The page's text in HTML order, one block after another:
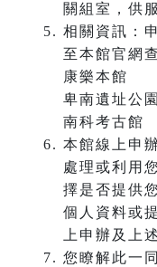
關組室，供
相關資訊：
至本館官網
康樂本館
卑南遺址公
南科考古
本館線上申
處理或利用
擇是否提供
個人資料或
上申辦及上
您瞭解此一